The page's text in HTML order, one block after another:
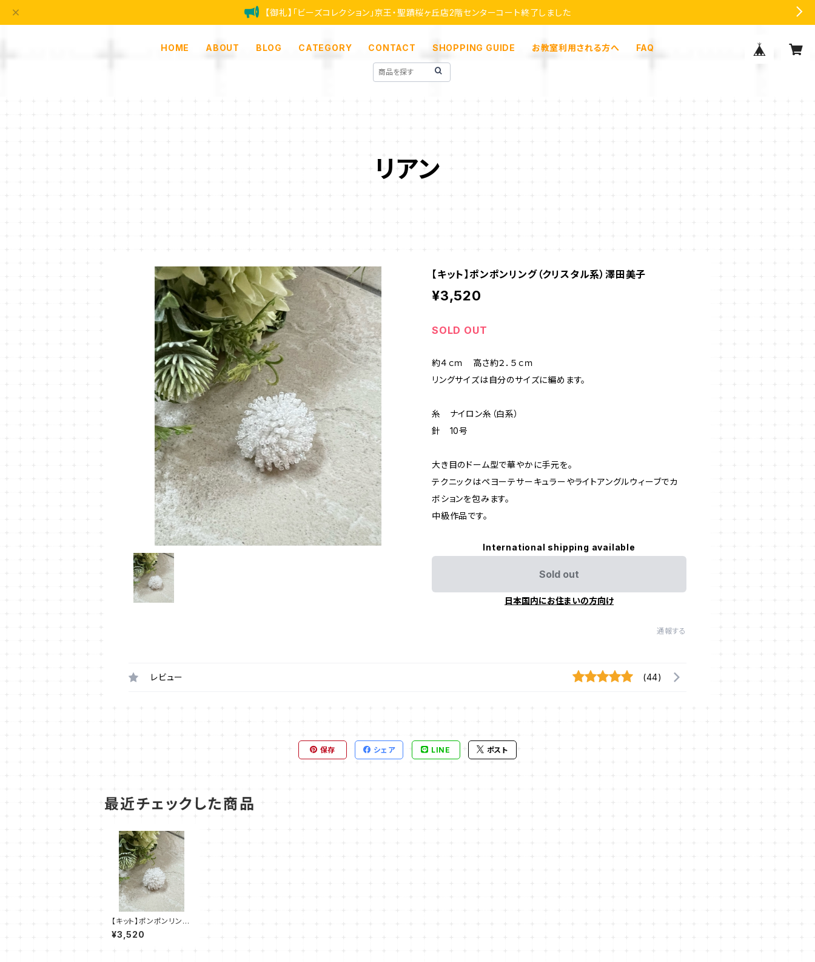
【御礼】「ビーズコレクション」京王・聖蹟桜ヶ丘店2階センターコート終了しました
HOME ABOUT BLOG CATEGORY CONTACT SHOPPING GUIDE お教室利用される方へ FAQ
リアン
【キット】ポンポンリング（クリスタル系）澤田美子
¥3,520
SOLD OUT
約４ｃｍ 高さ約２．５ｃｍ
リングサイズは自分のサイズに編めます。
糸 ナイロン糸（白系）
針 10号
大き目のドーム型で華やかに手元を。
テクニックはペヨーテサーキュラーやライトアングルウィーブでカ
ボションを包みます。
中級作品です。
International shipping available
Sold out
日本国内にお住まいの方向け
通報する
レビュー (44)
保存 シェア LINE ポスト
最近チェックした商品
【キット】ポンポンリング
（クリスタル系）澤田美
子
¥3,520